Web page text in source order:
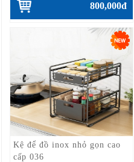
800,000đ
Kệ để đồ inox nhỏ gọn cao
cấp 036